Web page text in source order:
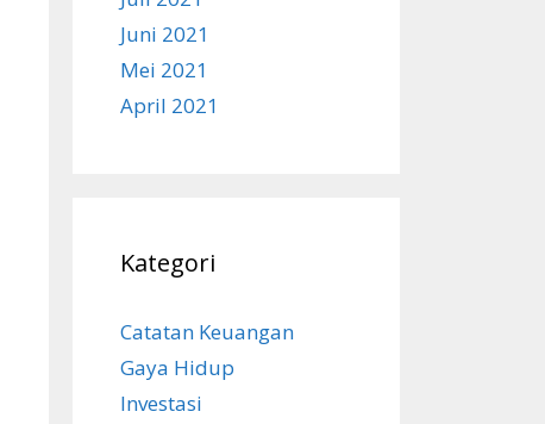
Juni 2021
Mei 2021
April 2021
Kategori
Catatan Keuangan
Gaya Hidup
Investasi